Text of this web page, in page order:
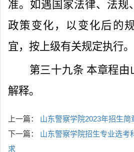
准。如遇国家法律、法规
政策变化，以变化后的
宜，按上级有关规定执行。
第三十九条 本章程由
解释。
上一篇： 山东警察学院2023年招生简
下一篇： 山东警察学院招生专业选考
求